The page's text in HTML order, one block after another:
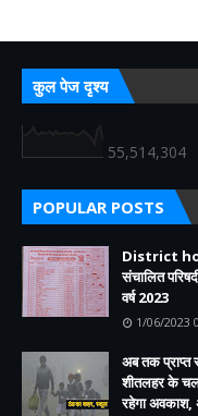
कुल पेज दृश्य
55,514,304
POPULAR POSTS
District
संचालित
वर्ष 2023
1/06/2023
अब तक
शीतलहर के
रहेगा अवकाश,